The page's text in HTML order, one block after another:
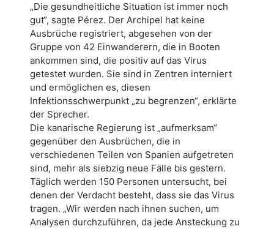
„Die gesundheitliche Situation ist immer noch
gut“, sagte Pérez. Der Archipel hat keine
Ausbrüche registriert, abgesehen von der
Gruppe von 42 Einwanderern, die in Booten
ankommen sind, die positiv auf das Virus
getestet wurden. Sie sind in Zentren interniert
und ermöglichen es, diesen
Infektionsschwerpunkt „zu begrenzen“, erklärte
der Sprecher.
Die kanarische Regierung ist „aufmerksam“
gegenüber den Ausbrüchen, die in
verschiedenen Teilen von Spanien aufgetreten
sind, mehr als siebzig neue Fälle bis gestern.
Täglich werden 150 Personen untersucht, bei
denen der Verdacht besteht, dass sie das Virus
tragen. „Wir werden nach ihnen suchen, um
Analysen durchzuführen, da jede Ansteckung zu